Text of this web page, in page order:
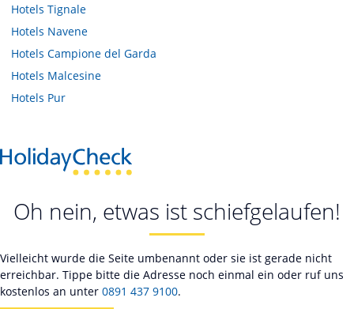
Hotels Tignale
Hotels Navene
Hotels Campione del Garda
Hotels Malcesine
Hotels Pur
Oh nein, etwas ist schiefgelaufen!
Vielleicht wurde die Seite umbenannt oder sie ist gerade nicht
erreichbar. Tippe bitte die Adresse noch einmal ein oder ruf uns
kostenlos an unter 0891 437 9100.